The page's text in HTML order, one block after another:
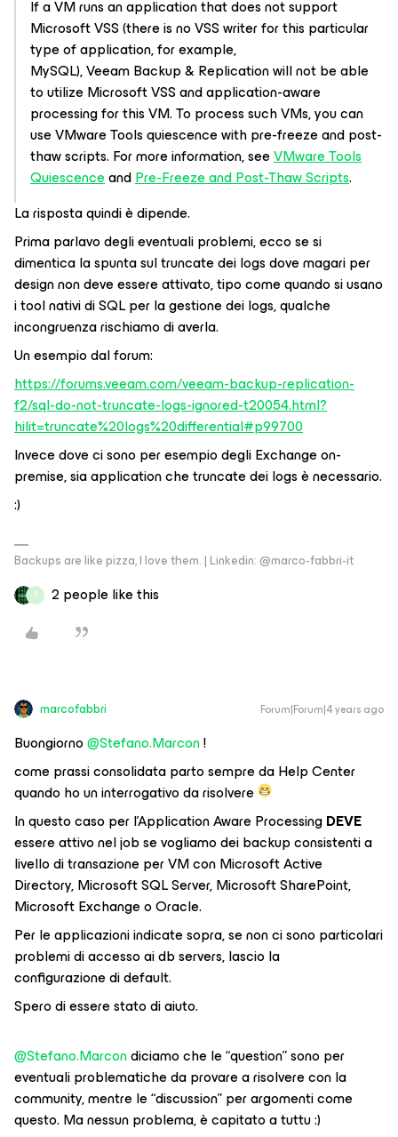
If a VM runs an application that does not support
Microsoft VSS (there is no VSS writer for this particular
type of application, for example,
MySQL), Veeam Backup & Replication will not be able
to utilize Microsoft VSS and application-aware
processing for this VM. To process such VMs, you can
use VMware Tools quiescence with pre-freeze and post-
thaw scripts. For more information, seeVMware Tools
QuiescenceandPre-Freeze and Post-Thaw Scripts.
La risposta quindi è dipende.
Prima parlavo degli eventuali problemi, ecco se si
dimentica la spunta sul truncate dei logs dove magari per
design non deve essere attivato, tipo come quando si usano
i tool nativi di SQL per la gestione dei logs, qualche
incongruenza rischiamo di averla.
Un esempio dal forum:
https://forums.veeam.com/veeam-backup-replication-
f2/sql-do-not-truncate-logs-ignored-t20054.html?
hilit=truncate%20logs%20differential#p99700
Invece dove ci sono per esempio degli Exchange on-
premise, sia application che truncate dei logs è necessario.
:)
Backups are like pizza, I love them. | Linkedin: @marco-fabbri-it
S 2 people like this
marcofabbri Forum|Forum|4 years ago
Buongiorno@Stefano.Marcon!
come prassi consolidata parto sempre da Help Center
quando ho un interrogativo da risolvere
In questo caso per l’Application Aware ProcessingDEVE
essere attivo nel job se vogliamo dei backup consistenti a
livello di transazione per VM con Microsoft Active
Directory, Microsoft SQL Server, Microsoft SharePoint,
Microsoft Exchange o Oracle.
Per le applicazioni indicate sopra, se non ci sono particolari
problemi di accesso ai db servers, lascio la
configurazione di default.
Spero di essere stato di aiuto.
@Stefano.Marcondiciamo che le “question” sono per
eventuali problematiche da provare a risolvere con la
community, mentre le “discussion” per argomenti come
questo. Ma nessun problema, è capitato a tuttu :)